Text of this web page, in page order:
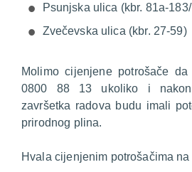
Psunjska ulica (kbr. 81a-
Zvečevska ulica (kbr. 27-59)
Molimo cijenjene potrošače
0800 88 13 ukoliko i nakon
završetka radova budu imali
prirodnog plina.
Hvala cijenjenim potrošačima